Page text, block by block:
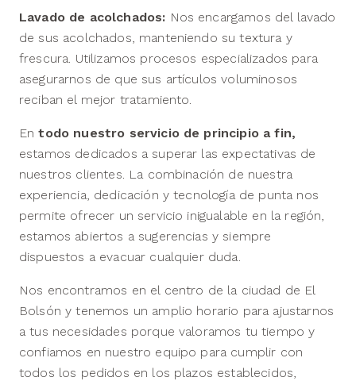
Lavado de acolchados: Nos encargamos del lavado
de sus acolchados, manteniendo su textura y
frescura. Utilizamos procesos especializados para
asegurarnos de que sus artículos voluminosos
reciban el mejor tratamiento.
Entodo nuestro servicio de principio a fin,
estamos dedicados a superar las expectativas de
nuestros clientes. La combinación de nuestra
experiencia, dedicación y tecnología de punta nos
permite ofrecer un servicio inigualable en la región,
estamos abiertos a sugerencias y siempre
dispuestos a evacuar cualquier duda.
Nos encontramos en el centro de la ciudad de El
Bolsón y tenemos un amplio horario para ajustarnos
a tus necesidades porque valoramos tu tiempo y
confiamos en nuestro equipo para cumplir con
todos los pedidos en los plazos establecidos,